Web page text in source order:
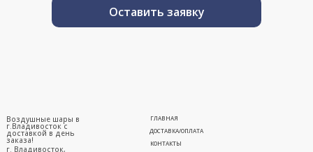
Оставить заявку
г. Владивосток,
ГЛАВНАЯ
ДОСТАВКА/ОПЛАТА
КОНТАКТЫ
Воздушные шары в
г.Владивосток с
доставкой в день
заказа!